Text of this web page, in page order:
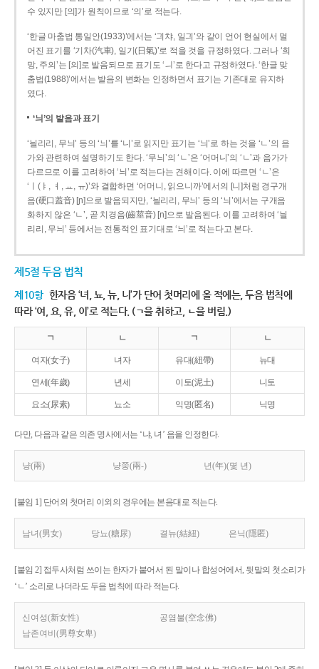
수 있지만 [의]가 원칙이므로 ‘의’로 적는다.
‘한글 마춤법 통일안(1933)’에서는 ‘긔챠, 일긔’와 같이 언어 현실에서 멀
어진 표기를 ‘기차(汽車), 일기(日氣)’로 적을 것을 규정하였다. 그러나 ‘희
망, 주의’는 [의]로 발음되므로 표기도 ‘ㅢ’로 한다고 규정하였다. ‘한글 맞
춤법(1988)’에서는 발음의 변화는 인정하면서 표기는 기존대로 유지하
였다.
‘늬’의 발음과 표기
‘늴리리, 무늬’ 등의 ‘늬’를 ‘니’로 읽지만 표기는 ‘늬’로 하는 것을 ‘ㄴ’의 음
가와 관련하여 설명하기도 한다. ‘무늬’의 ‘ㄴ’은 ‘어머니’의 ‘ㄴ’과 음가가
다르므로 이를 고려하여 ‘늬’로 적는다는 견해이다. 이에 따르면 ‘ㄴ’은
‘ㅣ(ㅑ, ㅕ, ㅛ, ㅠ)’와 결합하면 ‘어머니, 읽으니까’에서의 [니]처럼 경구개
음(硬口蓋音) [ɲ]으로 발음되지만, ‘늴리리, 무늬’ 등의 ‘늬’에서는 구개음
화하지 않은 ‘ㄴ’, 곧 치경음(齒莖音) [n]으로 발음된다. 이를 고려하여 ‘늴
리리, 무늬’ 등에서는 전통적인 표기대로 ‘늬’로 적는다고 본다.
제5절 두음 법칙
제10항 한자음 ‘녀, 뇨, 뉴, 니’가 단어 첫머리에 올 적에는, 두음 법칙에
따라 ‘여, 요, 유, 이’로 적는다. (ㄱ을 취하고, ㄴ을 버림.)
ㄱ ㄴ ㄱ ㄴ
여자(女子) 녀자 유대(紐帶) 뉴대
연세(年歲) 년세 이토(泥土) 니토
요소(尿素) 뇨소 익명(匿名) 닉명
다만, 다음과 같은 의존 명사에서는 ‘냐, 녀’ 음을 인정한다.
냥(兩) 냥쭝(兩-) 년(年)(몇 년)
[붙임 1] 단어의 첫머리 이외의 경우에는 본음대로 적는다.
남녀(男女) 당뇨(糖尿) 결뉴(結紐) 은닉(隱匿)
[붙임 2] 접두사처럼 쓰이는 한자가 붙어서 된 말이나 합성어에서, 뒷말의 첫소리가
‘ㄴ’ 소리로 나더라도 두음 법칙에 따라 적는다.
신여성(新女性)
공염불(空念佛)
남존여비(男尊女卑)